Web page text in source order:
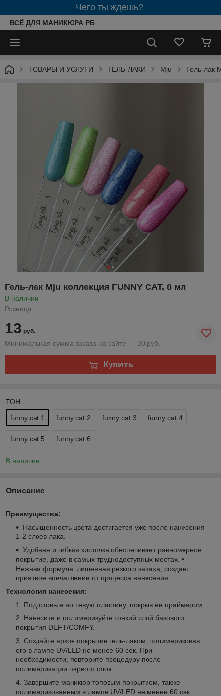
Чего ты ждешь?
ВСЁ ДЛЯ МАНИКЮРА РБ
ТОВАРЫ И УСЛУГИ ГЕЛЬ-ЛАКИ Mju Гель-лак
Гель-лак Mju коллекция FUNNY CAT, 8 мл
В наличии
Розница
13 руб.
Минимальная сумма заказа на сайте — 30 руб.
Купить
ТОН
funny cat 1 funny cat 2 funny cat 3 funny cat 4
funny cat 5 funny cat 6
В наличии
Описание
Преимущества:
Насыщенность цвета достигается уже после нанесения
1-2 слоев лака.
Удобная и гибкая кисточка обеспечивает равномерное
покрытие, даже в самых труднодоступных местах. •
Нежная формула, лишенная резкого запаха, создает
приятное впечатление от процесса нанесения.
Технология нанесения:
Подготовьте ногтевую пластину, покрыв ее праймером.
Нанесите и полимеризуйте тонкий слой базового
покрытия DEFT/COMFY.
Создайте яркое покрытие гель-лаком, полимеризовав
его в лампе UV/LED не менее 60 сек. При
необходимости, повторите процедуру после
полимеризации первого слоя.
Завершите маникюр топовым покрытием, также
полимеризованным в лампе UV/LED не менее 60 сек.